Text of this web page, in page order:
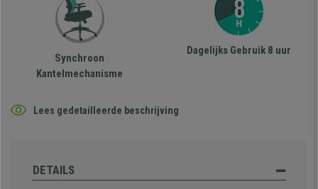
Synchroon
Kantelmechanisme
Dagelijks Gebruik 8 uur
Lees gedetailleerde beschrijving
DETAILS